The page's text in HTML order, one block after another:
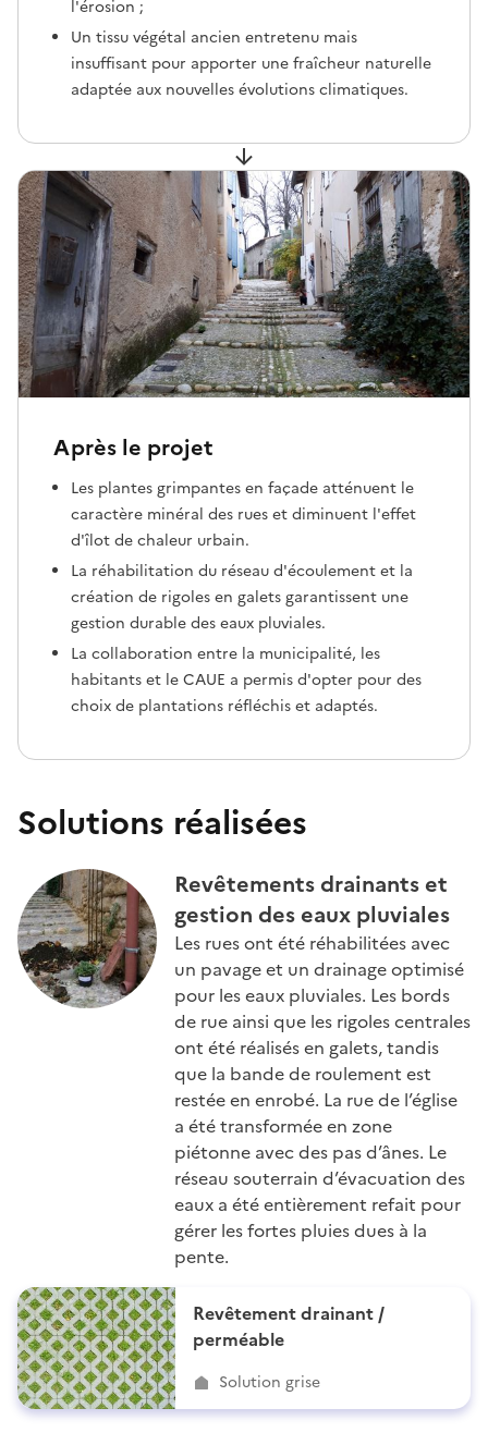
l'érosion ;
Un tissu végétal ancien entretenu mais
insuffisant pour apporter une fraîcheur naturelle
adaptée aux nouvelles évolutions climatiques.
Après le projet
Les plantes grimpantes en façade atténuent le
caractère minéral des rues et diminuent l'effet
d'îlot de chaleur urbain.
La réhabilitation du réseau d'écoulement et la
création de rigoles en galets garantissent une
gestion durable des eaux pluviales.
La collaboration entre la municipalité, les
habitants et le CAUE a permis d'opter pour des
choix de plantations réfléchis et adaptés.
Solutions réalisées
Revêtements drainants et
gestion des eaux pluviales
Les rues ont été réhabilitées avec
un pavage et un drainage optimisé
pour les eaux pluviales. Les bords
de rue ainsi que les rigoles centrales
ont été réalisés en galets, tandis
que la bande de roulement est
restée en enrobé. La rue de l’église
a été transformée en zone
piétonne avec des pas d’ânes. Le
réseau souterrain d’évacuation des
eaux a été entièrement refait pour
gérer les fortes pluies dues à la
pente.
Revêtement drainant /
perméable
Solution grise